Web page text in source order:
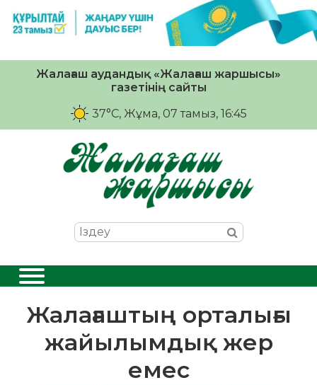
Жалағаш аудандық «Жалағаш жаршысы»
газетінің сайты
37°C, Жұма, 07 тамыз, 16:45
Жалағаштың орталығы
жайылымдық жер
емес